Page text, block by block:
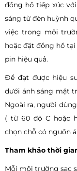
đồng hồ tiếp xúc
sáng từ đèn huỳnh
việc trong môi
hoặc đặt đồng hồ tại
pin hiệu quả.
Để đạt được hiệu
dưới ánh sáng mặt
Ngoài ra, người
( từ 60 độ C hoặc
chọn chỗ có nguồn
Tham khảo thời
Mỗi môi trường sạc